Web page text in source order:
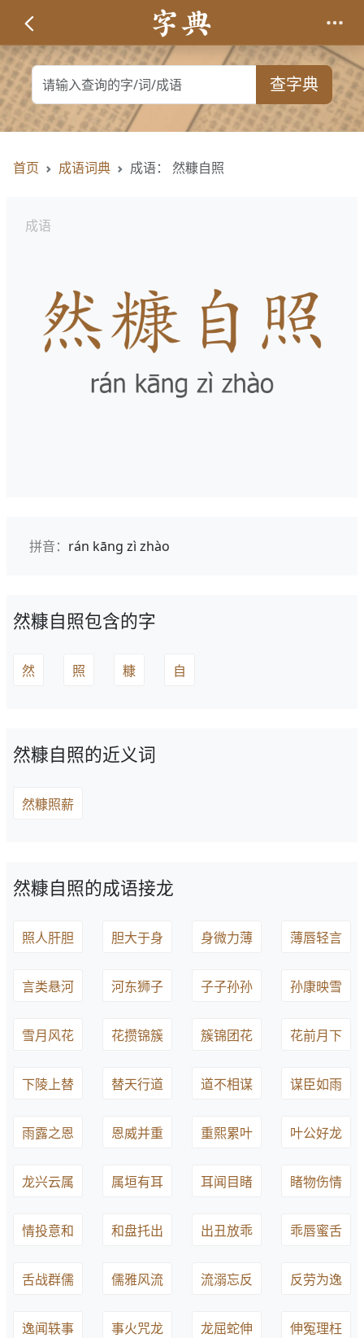
查字典
首页 成语词典 成语： 然糠自照
成语
拼音： rán kāng zì zhào
然糠自照包含的字
然 照 糠 自
然糠自照的近义词
然糠照薪
然糠自照的成语接龙
照人肝胆 胆大于身 身微力薄 薄唇轻言
言类悬河 河东狮子 子子孙孙 孙康映雪
雪月风花 花攒锦簇 簇锦团花 花前月下
下陵上替 替天行道 道不相谋 谋臣如雨
雨露之恩 恩威并重 重熙累叶 叶公好龙
龙兴云属 属垣有耳 耳闻目睹 睹物伤情
情投意和 和盘托出 出丑放乖 乖唇蜜舌
舌战群儒 儒雅风流 流溺忘反 反劳为逸
逸闻轶事 事火咒龙 龙屈蛇伸 伸冤理枉